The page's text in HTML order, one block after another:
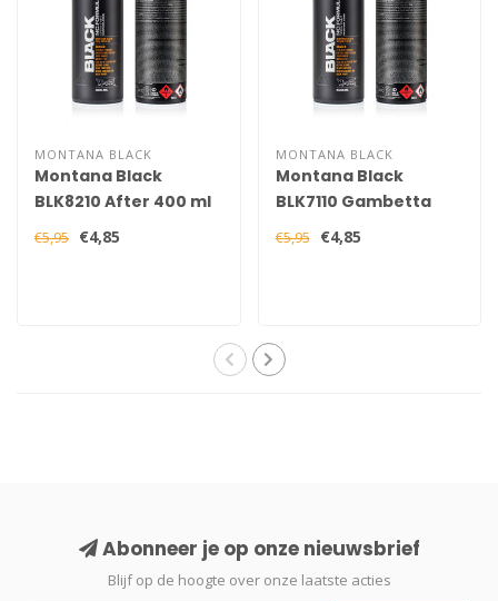
MONTANA BLACK
Montana Black
BLK8210 After 400 ml
€5,95 €4,85
MONTANA BLACK
Montana Black
BLK7110 Gambetta
400 ml
€5,95 €4,85
Abonneer je op onze nieuwsbrief
Blijf op de hoogte over onze laatste acties